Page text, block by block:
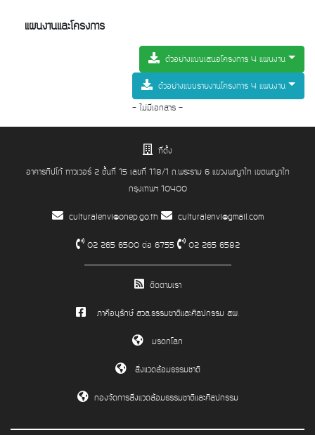
แผนงานและโครงการ
ตัวอย่างแบบเสนอโครงการ 4 แผนงาน
ตัวอย่างแบบรายงานโครงการ 4 แผนงาน
- ไม่มีเอกสาร -
ที่ตั้ง
อาคารทิปโก้ ทาวเวอร์ 2 ชั้นที่ 15 เลขที่ 118/1 ถ.พระราม 6 แขวงพญาไท เขตพญาไท
กรุงเทพฯ 10400
culturalenvi@onep.go.th culturalenvi@gmail.com
02 265 6500 ต่อ 6755 02 265 6582
ติดตามเรา
ภาคีอนุรักษ์ สวล.ธรรมชาติและศิลปกรรม สผ.
มรดกโลก
สิ่งแวดล้อมธรรมชาติ
กองจัดการสิ่งแวดล้อมธรรมชาติและศิลปกรรม